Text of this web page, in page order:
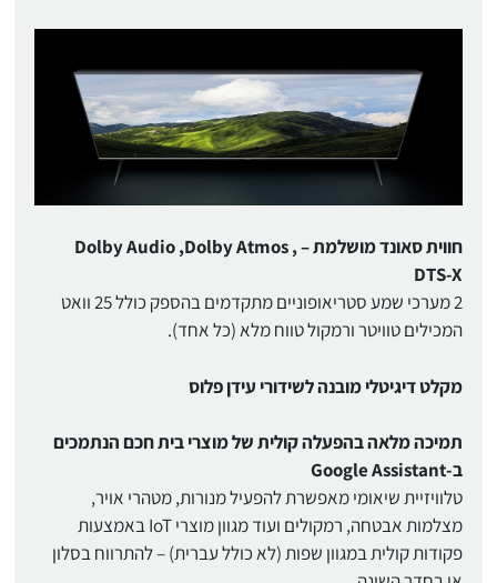
חווית סאונד מושלמת – Dolby Audio ,Dolby Atmos ,
DTS-X
2 מערכי שמע סטריאופוניים מתקדמים בהספק כולל 25 וואט
המכילים טוויטר ורמקול טווח מלא (כל אחד).
מקלט דיגיטלי מובנה לשידורי עידן פלוס
תמיכה מלאה בהפעלה קולית של מוצרי בית חכם הנתמכים
ב-Google Assistant
טלוויזיית שיאומי מאפשרת להפעיל מנורות, מטהרי אויר,
מצלמות אבטחה, רמקולים ועוד מגוון מוצרי IoT באמצעות
פקודות קולית במגוון שפות (לא כולל עברית) – להתרווח בסלון